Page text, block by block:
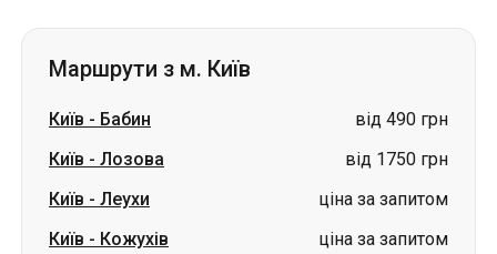
Маршрути з м. Київ
Київ - Бабин
від 490 грн
Київ - Лозова
від 1750 грн
Київ - Леухи
ціна за запитом
Київ - Кожухів
ціна за запитом